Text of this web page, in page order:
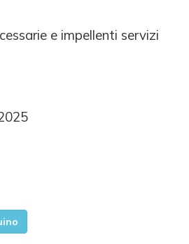
e impellenti servizi